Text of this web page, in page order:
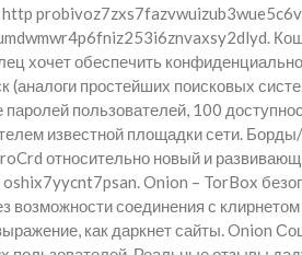
http
хочет обеспечить
(аналоги простейших поисковых
пользователей, 100
известной площадки сети.
относительно новый и
Onion – TorBox
возможности соединения с
как даркнет сайты. Onion